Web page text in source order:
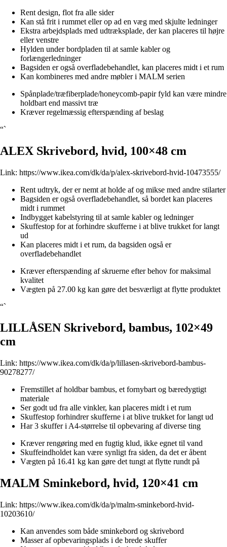
Rent design, flot fra alle sider
Kan stå frit i rummet eller op ad en væg med skjulte ledninger
Ekstra arbejdsplads med udtræksplade, der kan placeres til højre
eller venstre
Hylden under bordpladen til at samle kabler og
forlængerledninger
Bagsiden er også overfladebehandlet, kan placeres midt i et rum
Kan kombineres med andre møbler i MALM serien
Spånplade/træfiberplade/honeycomb-papir fyld kan være mindre
holdbart end massivt træ
Kræver regelmæssig efterspænding af beslag
“`
ALEX Skrivebord, hvid, 100×48 cm
Link: https://www.ikea.com/dk/da/p/alex-skrivebord-hvid-10473555/
Rent udtryk, der er nemt at holde af og mikse med andre stilarter
Bagsiden er også overfladebehandlet, så bordet kan placeres
midt i rummet
Indbygget kabelstyring til at samle kabler og ledninger
Skuffestop for at forhindre skufferne i at blive trukket for langt
ud
Kan placeres midt i et rum, da bagsiden også er
overfladebehandlet
Kræver efterspænding af skruerne efter behov for maksimal
kvalitet
Vægten på 27.00 kg kan gøre det besværligt at flytte produktet
“`
LILLÅSEN Skrivebord, bambus, 102×49
cm
Link: https://www.ikea.com/dk/da/p/lillasen-skrivebord-bambus-
90278277/
Fremstillet af holdbar bambus, et fornybart og bæredygtigt
materiale
Ser godt ud fra alle vinkler, kan placeres midt i et rum
Skuffestop forhindrer skufferne i at blive trukket for langt ud
Har 3 skuffer i A4-størrelse til opbevaring af diverse ting
Kræver rengøring med en fugtig klud, ikke egnet til vand
Skuffeindholdet kan være synligt fra siden, da det er åbent
Vægten på 16.41 kg kan gøre det tungt at flytte rundt på
MALM Sminkebord, hvid, 120×41 cm
Link: https://www.ikea.com/dk/da/p/malm-sminkebord-hvid-
10203610/
Kan anvendes som både sminkebord og skrivebord
Masser af opbevaringsplads i de brede skuffer